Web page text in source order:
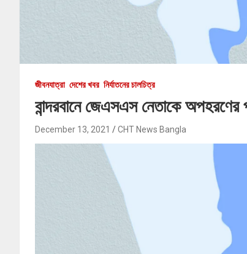
জীবনযাত্রা দেশের খবর নির্যাতনের চালচিত্র
বান্দরবানে জেএসএস নেতাকে
December 13, 2021 CHT News Bangla